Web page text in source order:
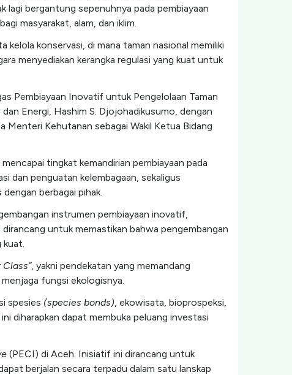
lagi bergantung sepenuhnya pada pembiayaan
masyarakat, alam, dan iklim.
konservasi, di mana taman nasional memiliki
menyediakan kerangka regulasi yang kuat untuk
Pembiayaan Inovatif untuk Pengelolaan Taman
Energi, Hashim S. Djojohadikusumo, dengan
Menteri Kehutanan sebagai Wakil Ketua Bidang
tingkat kemandirian pembiayaan pada
dan penguatan kelembagaan, sekaligus
berbagai pihak.
instrumen pembiayaan inovatif,
untuk memastikan bahwa pengembangan
kuat.
, yakni pendekatan yang memandang
fungsi ekologisnya.
spesies (species bonds), ekowisata, bioprospeksi,
diharapkan dapat membuka peluang investasi
(PECI) di Aceh. Inisiatif ini dirancang untuk
berjalan secara terpadu dalam satu lanskap